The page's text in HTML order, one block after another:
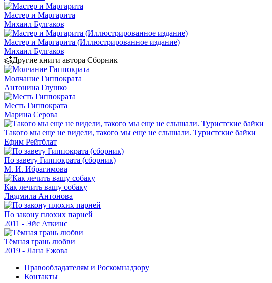
Мастер и Маргарита
Михаил Булгаков
Мастер и Маргарита (Иллюстрированное издание)
Михаил Булгаков
Другие книги автора Сборник
Молчание Гиппократа
Антонина Глушко
Месть Гиппократа
Марина Серова
Такого мы еще не видели, такого мы еще не слышали. Туристские байки
Ефим Рейтблат
По завету Гиппократа (сборник)
М. И. Ибрагимова
Как лечить вашу собаку
Людмила Антонова
По закону плохих парней
2011 - Эйс Аткинс
Тёмная грань любви
2019 - Лана Ежова
Правообладателям и Роскомнадзору
Контакты